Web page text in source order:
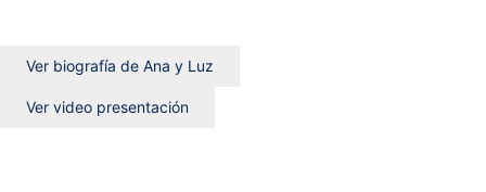
Ver biografía de Ana y Luz
Ver video presentación